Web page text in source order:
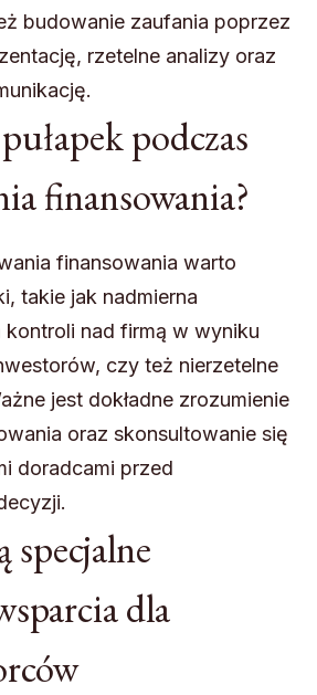
budowanie zaufania poprzez
rzetelne analizy oraz
podczas
finansowania?
finansowania warto
takie jak nadmierna
kontroli nad firmą w wyniku
czy też nierzetelne
jest dokładne zrozumienie
oraz skonsultowanie się
doradcami przed
specjalne
dla